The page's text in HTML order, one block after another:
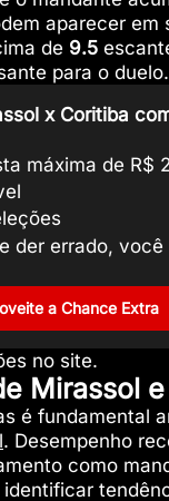
aparecer em
de 9.5
para o duelo.
x Coritiba
máxima de R$
der errado,
a Chance Extra
no site.
Mirassol
é fundamental
. Desempenho
como